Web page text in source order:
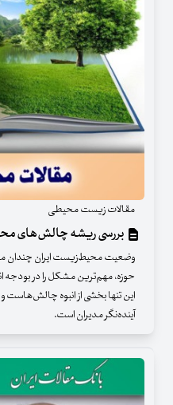
مقالات زیست محیطی
بررسی ریشه چالش‌های
وضعیت محیط‌زیست ایران چندان
حوزه، مهم‌ترین مشکل را در بودجه
این تنها بخشی از انبوه چالش‌هاست
آینده‌نگر مدیران است.